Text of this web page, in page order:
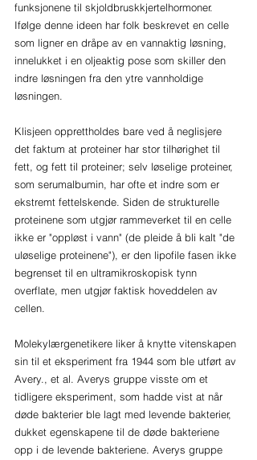
funksjonene til skjoldbruskkjertelhormoner.
Ifølge denne ideen har folk beskrevet en celle
som ligner en dråpe av en vannaktig løsning,
innelukket i en oljeaktig pose som skiller den
indre løsningen fra den ytre vannholdige
løsningen.
Klisjeen opprettholdes bare ved å neglisjere
det faktum at proteiner har stor tilhørighet til
fett, og fett til proteiner; selv løselige proteiner,
som serumalbumin, har ofte et indre som er
ekstremt fettelskende. Siden de strukturelle
proteinene som utgjør rammeverket til en celle
ikke er "oppløst i vann" (de pleide å bli kalt "de
uløselige proteinene"), er den lipofile fasen ikke
begrenset til en ultramikroskopisk tynn
overflate, men utgjør faktisk hoveddelen av
cellen.
Molekylærgenetikere liker å knytte vitenskapen
sin til et eksperiment fra 1944 som ble utført av
Avery., et al. Averys gruppe visste om et
tidligere eksperiment, som hadde vist at når
døde bakterier ble lagt med levende bakterier,
dukket egenskapene til de døde bakteriene
opp i de levende bakteriene. Averys gruppe